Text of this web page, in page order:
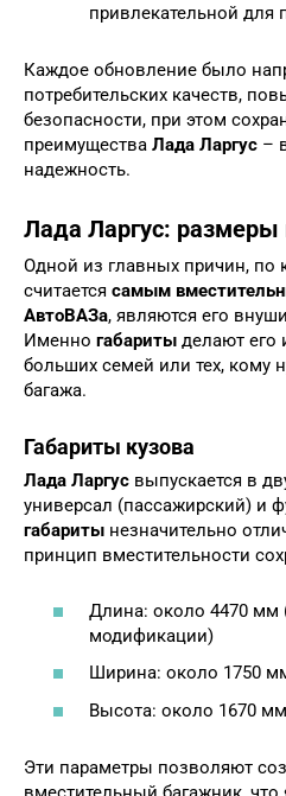
привлекательной для
Каждое обновление было
потребительских качеств,
безопасности, при этом
преимущества Лада Ларгус –
надежность.
Лада Ларгус: размеры
Одной из главных причин, по
считается самым
АвтоВАЗа, являются его
Именно габариты делают
больших семей или тех, кому
багажа.
Габариты кузова
Лада Ларгус выпускается в
универсал (пассажирский) и
габариты незначительно
принцип вместительности
Длина: около 4470 мм
модификации)
Ширина: около 1750
Высота: около 1670
Эти параметры позволяют